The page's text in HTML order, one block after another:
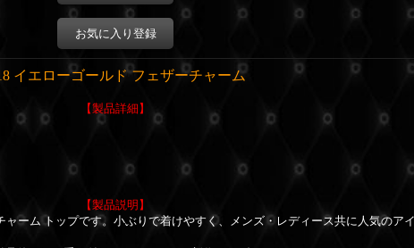
お気に入り登録
イエローゴールド フェザーチャーム
【製品詳細】
【製品説明】
ーム トップです。小ぶりで着けやすく、メンズ・レディース共に人気のア